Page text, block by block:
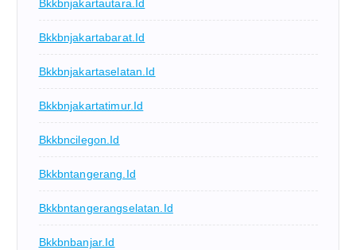
Bkkbnjakartautara.id
Bkkbnjakartabarat.id
Bkkbnjakartaselatan.id
Bkkbnjakartatimur.id
Bkkbncilegon.id
Bkkbntangerang.id
Bkkbntangerangselatan.id
Bkkbnbanjar.id